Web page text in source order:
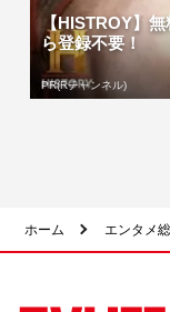
【HISTROY】
ら登録不要！
PR(Rチャンネル)
ホーム エンタメ